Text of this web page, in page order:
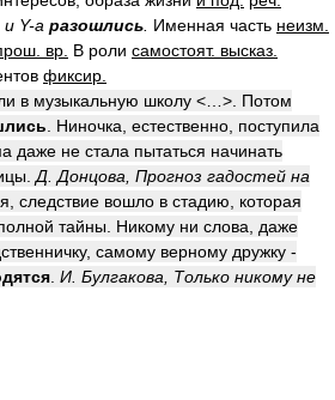
и Y-а разошлись Именная часть неизм.
вр. В роли самостоят. высказ.
фиксир.
в музыкальную школу <…>. Потом
. Ниночка, естественно, поступила
даже не стала пытаться начинать
Д. Донцова, Прогноз гадостей на
следствие вошло в стадию, которая
тайны. Никому ни слова, даже
самому верному дружку -
И. Булгакова, Только никому не